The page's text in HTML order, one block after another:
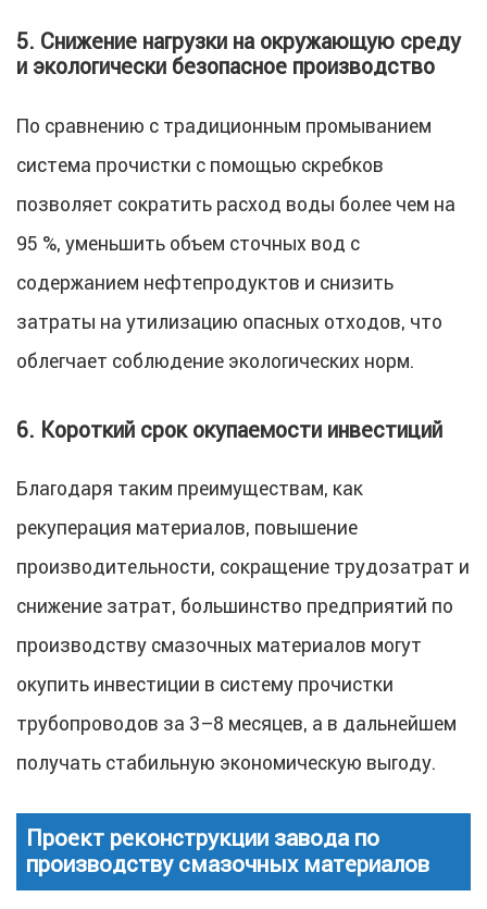
5. Снижение нагрузки на окружающую среду
и экологически безопасное производство
По сравнению с традиционным промыванием
система прочистки с помощью скребков
позволяет сократить расход воды более чем на
95 %, уменьшить объем сточных вод с
содержанием нефтепродуктов и снизить
затраты на утилизацию опасных отходов, что
облегчает соблюдение экологических норм.
6. Короткий срок окупаемости инвестиций
Благодаря таким преимуществам, как
рекуперация материалов, повышение
производительности, сокращение трудозатрат и
снижение затрат, большинство предприятий по
производству смазочных материалов могут
окупить инвестиции в систему прочистки
трубопроводов за 3–8 месяцев, а в дальнейшем
получать стабильную экономическую выгоду.
Проект реконструкции завода по
производству смазочных материалов